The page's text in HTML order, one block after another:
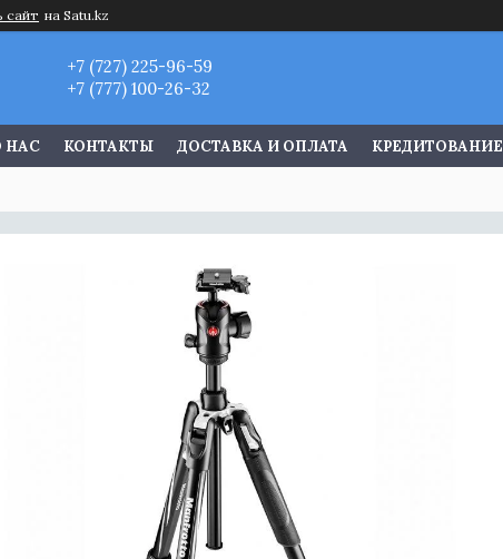
сайт на Satu.kz
+7 (727) 225-96-59
+7 (777) 100-26-32
НАС КОНТАКТЫ ДОСТАВКА И ОПЛАТА КРЕДИТОВАНИЕ